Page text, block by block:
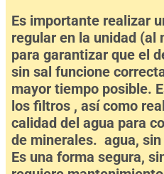
Es importante realizar
regular en la unidad (al
para garantizar que el
sin sal funcione
mayor tiempo posible.
los filtros , así como
calidad del agua para
de minerales. agua,
Es una forma segura,